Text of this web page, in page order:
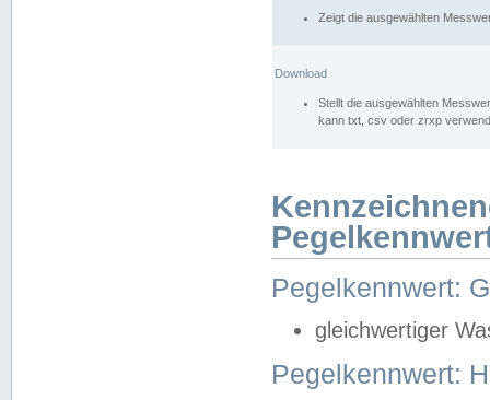
Zeigt die ausgewählten
Download
Stellt die ausgewählten
kann txt, csv oder zrxp
Pegelkennwert:
gleichwertiger
Pegelkennwert: